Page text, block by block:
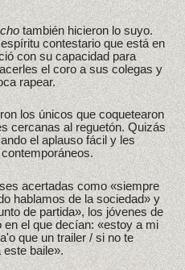
también hicieron lo suyo.
contestario que está en
con su capacidad para
el coro a sus colegas y
rapear.
los únicos que coquetearon
cercanas al reguetón. Quizás
el aplauso fácil y les
acertadas como «siempre
hablamos de la sociedad» y
de partida», los jóvenes de
el que decían: «estoy a mi
que un trailer / si no te
baile».